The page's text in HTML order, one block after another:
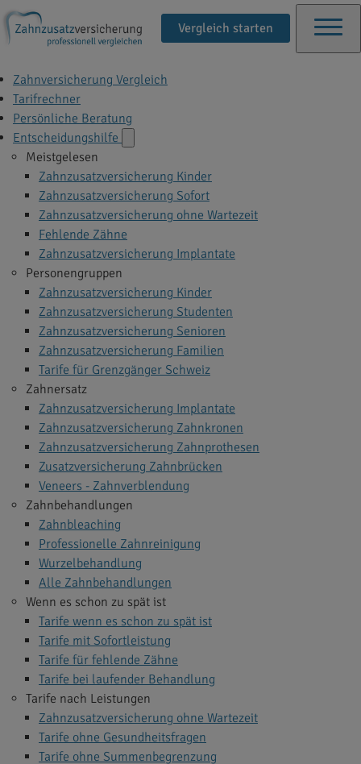
Vergleich starten
Zahnversicherung Vergleich
Tarifrechner
Persönliche Beratung
Entscheidungshilfe
Meistgelesen
Zahnzusatzversicherung Kinder
Zahnzusatzversicherung Sofort
Zahnzusatzversicherung ohne Wartezeit
Fehlende Zähne
Zahnzusatzversicherung Implantate
Personengruppen
Zahnzusatzversicherung Kinder
Zahnzusatzversicherung Studenten
Zahnzusatzversicherung Senioren
Zahnzusatzversicherung Familien
Tarife für Grenzgänger Schweiz
Zahnersatz
Zahnzusatzversicherung Implantate
Zahnzusatzversicherung Zahnkronen
Zahnzusatzversicherung Zahnprothesen
Zusatzversicherung Zahnbrücken
Veneers - Zahnverblendung
Zahnbehandlungen
Zahnbleaching
Professionelle Zahnreinigung
Wurzelbehandlung
Alle Zahnbehandlungen
Wenn es schon zu spät ist
Tarife wenn es schon zu spät ist
Tarife mit Sofortleistung
Tarife für fehlende Zähne
Tarife bei laufender Behandlung
Tarife nach Leistungen
Zahnzusatzversicherung ohne Wartezeit
Tarife ohne Gesundheitsfragen
Tarife ohne Summenbegrenzung